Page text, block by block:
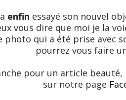
enfin essayé son nouvel
vous dire que moi je la
photo qui a été prise avec
pourrez vous faire
pour un article
sur notre page